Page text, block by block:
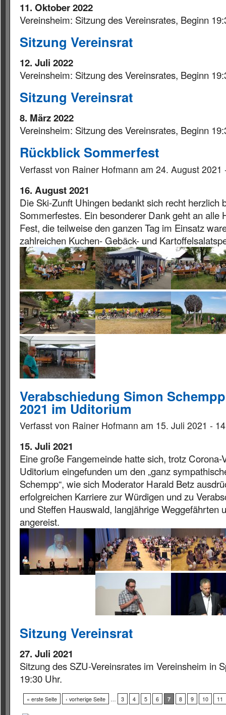
11. Oktober 2022
Vereinsheim: Sitzung des Vereinsrates, Beginn
Sitzung Vereinsrat
12. Juli 2022
Vereinsheim: Sitzung des Vereinsrates, Beginn
Sitzung Vereinsrat
8. März 2022
Vereinsheim: Sitzung des Vereinsrates, Beginn
Rückblick Sommerfest
Verfasst von Rainer Hofmann am 24. August 2021
16. August 2021
Die Ski-Zunft Uhingen bedankt sich recht herzlich
Sommerfestes. Ein besonderer Dank geht an alle
Fest, die teilweise den ganzen Tag im Einsatz
zahlreichen Kuchen- Gebäck- und
Verabschiedung Simon
2021 im Uditorium
Verfasst von Rainer Hofmann am 15. Juli 2021 -
15. Juli 2021
Eine große Fangemeinde hatte sich, trotz Corona-
Uditorium eingefunden um den „ganz
Schempp“, wie sich Moderator Harald Betz
erfolgreichen Karriere zur Würdigen und zu
und Steffen Hauswald, langjährige Weggefährten
angereist.
Sitzung Vereinsrat
27. Juli 2021
Sitzung des SZU-Vereinsrates im Vereinsheim in
19:30 Uhr.
« erste Seite ‹ vorherige Seite … 3 4 5 6 7 8 9 10 11